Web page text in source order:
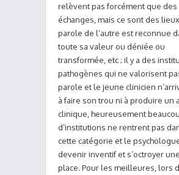
relèvent pas forcément que des
échanges, mais ce sont des
parole de l’autre est reconnue
toute sa valeur ou déniée ou
transformée, etc ; il y a des
pathogènes qui ne valorisent
parole et le jeune clinicien
à faire son trou ni à produire un
clinique, heureusement
d’institutions ne rentrent pas
cette catégorie et le
devenir inventif et s’octroyer une
place. Pour les meilleures, lors